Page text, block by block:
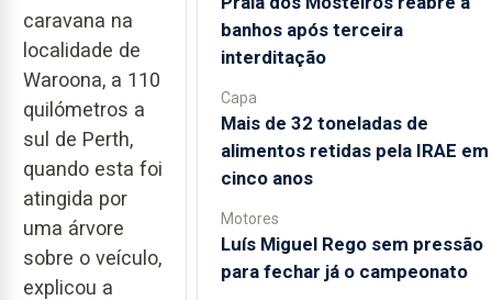
caravana na
localidade de
Waroona, a 110
quilómetros a
sul de Perth,
quando esta foi
atingida por
uma árvore
sobre o veículo,
explicou a
banhos após terceira
interditação
Capa
Mais de 32 toneladas de
alimentos retidas pela IRAE em
cinco anos
Motores
Luís Miguel Rego sem pressão
para fechar já o campeonato